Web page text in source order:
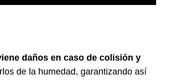
daños en caso de colisión y
de la humedad, garantizando así